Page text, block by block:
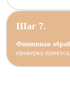
Шаг 7.
Финишная
проверка